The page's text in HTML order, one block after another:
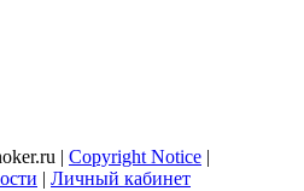
| Copyright Notice |
| Личный кабинет